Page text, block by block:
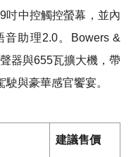
吋中控觸控螢幕，並內
助理2.0。Bowers &
器與655瓦擴大機，帶
與豪華感官饗宴。
建議售價